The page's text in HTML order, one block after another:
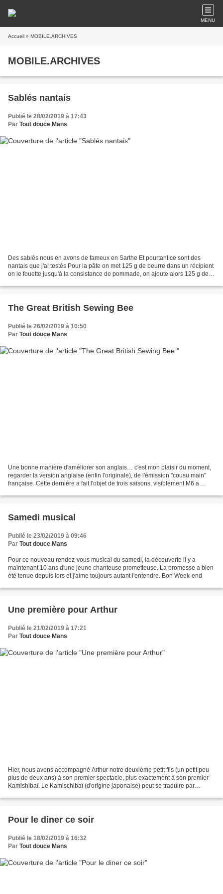
MENU
Accueil » MOBILE.ARCHIVES
MOBILE.ARCHIVES
Sablés nantais
Publié le 28/02/2019 à 17:43
Par Tout douce Mans
Des sablés nous en avons de fameux en Sarthe Et pourtant ce sont des
nantais que j'ai testés Pour la pâte on met 125 g de beurre dans un récipient
on le fouette jusqu'à la consistance de pommade, on ajoute alors 125 g de
The Great British Sewing Bee
Publié le 26/02/2019 à 10:50
Par Tout douce Mans
Une bonne manière d'améliorer son anglais… c'est mon plaisir du moment,
regarder la version anglaise (enfin l'originale), de l'émission "cousu main"
française. Cette dernière a fait l'objet de trois saisons, visiblement M6 a
Samedi musical
Publié le 23/02/2019 à 09:46
Par Tout douce Mans
Pour ce nouveau rendez-vous musical du samedi, la découverte il y a
maintenant 10 ans d'une jeune chanteuse prometteuse. La promesse a bien
été tenue depuis lors et j'aime toujours autant l'entendre. Bon Week-end
Une première pour Arthur
Publié le 21/02/2019 à 17:21
Par Tout douce Mans
Hier, nous avons accompagné Arthur notre deuxième petit fils (un petit peu
plus de deux ans) à son premier spectacle, plus exactement à son premier
Kamishibaï. Le Kamischibaï (d'origine japonaise) peut se traduire par
Pour le diner ce soir
Publié le 18/02/2019 à 16:32
Par Tout douce Mans